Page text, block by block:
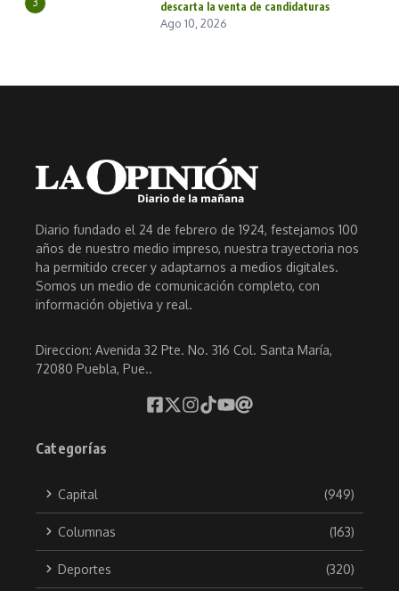
descarta la venta de candidaturas
Ago 10, 2026
Diario fundado el 24 de febrero de 1924, festejamos 100
años de nuestro medio impreso, nuestra trayectoria nos
ha permitido crecer y adaptarnos a medios digitales.
Somos un medio de comunicación completo, con
información objetiva y real.
Direccion: Avenida 32 Pte. No. 316 Col. Santa María,
72080 Puebla, Pue..
Categorías
Capital (949)
Columnas (163)
Deportes (320)